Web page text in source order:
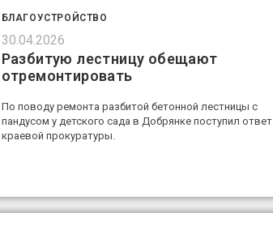
БЛАГОУСТРОЙСТВО
30.04.2026
Разбитую лестницу обещают
отремонтировать
По поводу ремонта разбитой бетонной лестницы с
пандусом у детского сада в Добрянке поступил ответ
краевой прокуратуры.